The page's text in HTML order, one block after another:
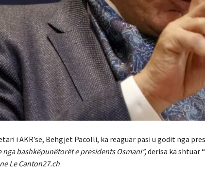
i AKR’së, Behgjet Pacolli, ka reaguar pasi u godit nga
nga bashkëpunëtorët e presidents Osmani”,derisa ka shtuar “
Le Canton27.ch